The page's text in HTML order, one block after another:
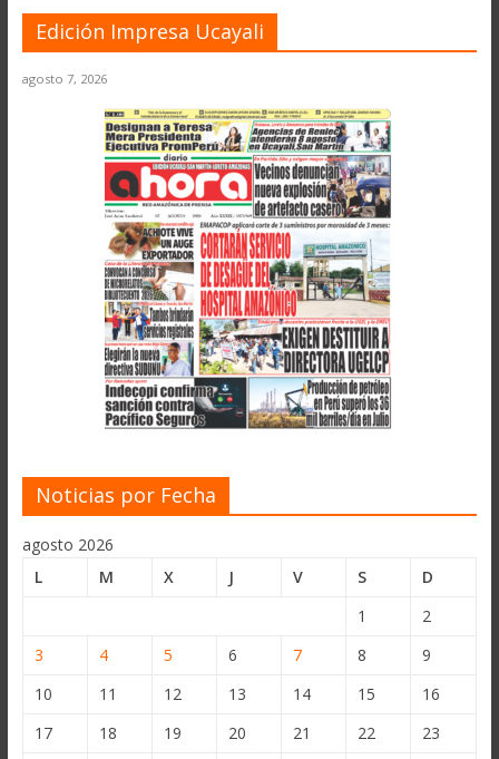
Edición Impresa Ucayali
agosto 7, 2026
Noticias por Fecha
agosto 2026
L
M X J V S
D
1
2
3
4 5 6 7 8
9
10
11 12 13 14 15
16
17
18 19 20 21 22
23